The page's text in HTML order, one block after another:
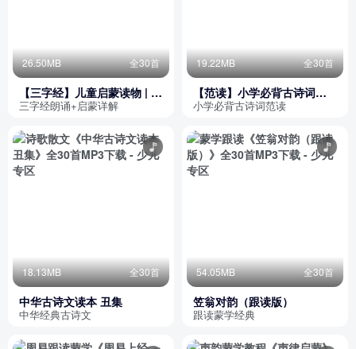
26.50MB 全30首
【三字经】儿童启蒙读物 | 朗
诵+详解
三字经朗诵+启蒙详解
19.22MB 全30首
【范读】小学必背古诗词
（75+80）首
小学必背古诗词范读
18.13MB 全30首
中华古诗文读本 丑集
中华经典古诗文
54.05MB 全30首
笠翁对韵（跟读版）
跟读蒙学经典